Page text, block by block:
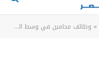
» وظائف محامين في وسط البلد – القاهرة